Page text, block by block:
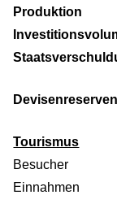
Produktion
Devisenreserven
Tourismus
Besucher
Einnahmen